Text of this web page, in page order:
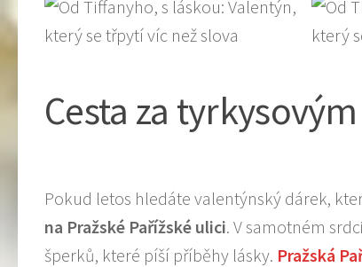
Cesta za
Pokud letos hledáte valentýnský dárek,
na Pražské Pařížské ulici. V samotném
šperků, které píší příběhy lásky. Pražská